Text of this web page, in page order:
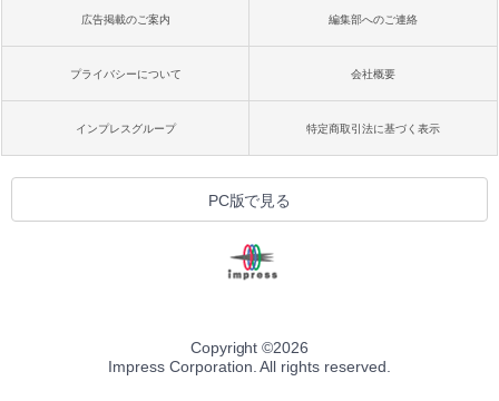
広告掲載のご案内 編集部へのご連絡
プライバシーについて 会社概要
インプレスグループ 特定商取引法に基づく表示
PC版で見る
Copyright ©2026
Impress Corporation. All rights reserved.